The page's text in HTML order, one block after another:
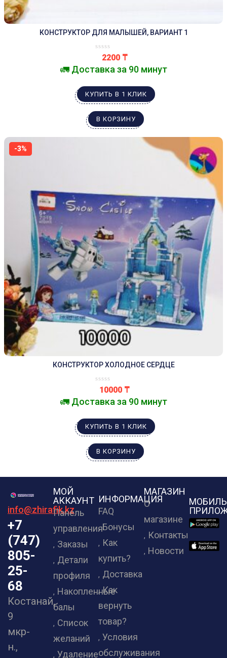
КОНСТРУКТОР ДЛЯ МАЛЫШЕЙ, ВАРИАНТ 1
2200 ₸
🚛 Доставка за 90 минут
КУПИТЬ В 1 КЛИК
В КОРЗИНУ
-3%
КОНСТРУКТОР ХОЛОДНОЕ СЕРДЦЕ
10000 ₸
🚛 Доставка за 90 минут
КУПИТЬ В 1 КЛИК
В КОРЗИНУ
info@zhirafik.kz
+7
(747)
805-
25-
68
Костанай,
9
мкр-
н.,
МОЙ
АККАУНТ
Панель
управления
Заказы
Детали
профиля
Накопленные
балы
Список
желаний
Удаление
ИНФОРМАЦИЯ
FAQ
Бонусы
Как
купить?
Доставка
Как
вернуть
товар?
Условия
обслуживания
МАГАЗИН
О
магазине
Контакты
Новости